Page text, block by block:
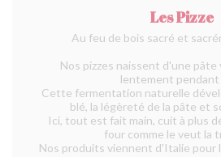
Les Pizze
Au feu de bois sacré et
Nos pizzes naissent d'une
lentement pendant
Cette fermentation naturelle
blé, la légèreté de la pâte et
Ici, tout est fait main, cuit à plus
four comme le veut la
Nos produits viennent d'Italie pour